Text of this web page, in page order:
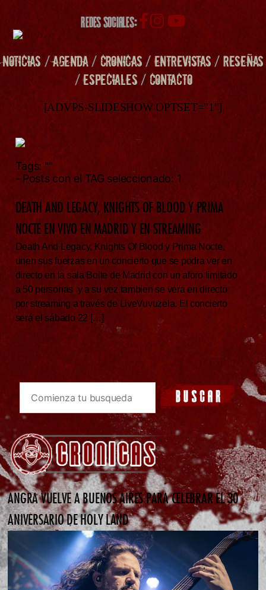
REDES SOCIALES:
NOTICIAS /AGENDA/ CRONICAS/ENTREVISTAS/RESEÑAS
/ESPECIALES/ CONTACTO
[ADVPS-SLIDESHOW OPTSET="1"]
Tags: ""
- Posts con el TAG seleccionado: 1
DEATH AND LEGACY, KNIGHTS OF BLOOD Y PRIMA
NOCTE EN VIVO EN MADRID Y EN STREAMING
Death And Legacy, Knights Of Blood y Prima Nocte,
unen sus fuerzas en un concierto que se podra ver en
directo en la sala Boite de Madrid con un aforo limitado
a 50 personas y a su vez tambien se vera en directo
por streaming a través de LiveVuvuzela. El concierto
será el sábado 22 […]
ANGRA VUELVE A BUENOS AIRES PARA CELEBRAR EL 30
ANIVERSARIO DE HOLY LAND